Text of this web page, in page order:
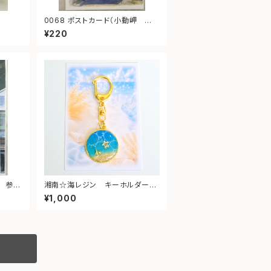
0068 ポストカード（小動岬 江ノ
電）
¥220
湘南☆海レジン キーホルダー
（丸型）➁
¥1,000